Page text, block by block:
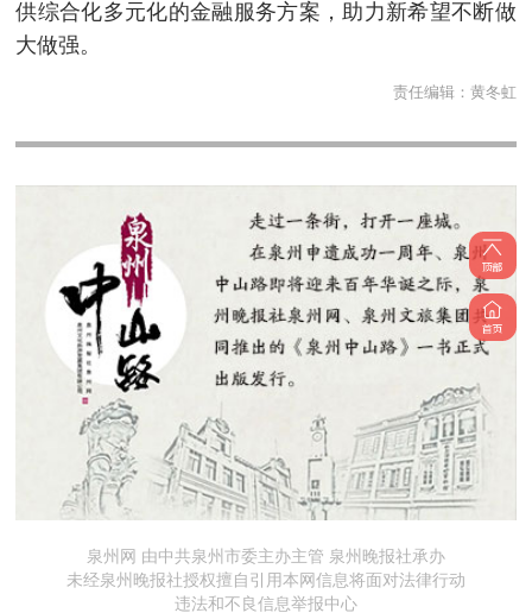
供综合化多元化的金融服务方案，助力新希望不断做
大做强。
责任编辑： 黄冬虹
泉州网 由中共泉州市委主办主管 泉州晚报社承办
未经泉州晚报社授权擅自引用本网信息将面对法律行动
违法和不良信息举报中心